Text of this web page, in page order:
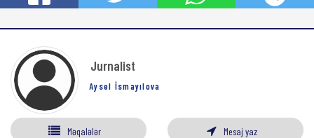
Jurnalist
Aysel İsmayılova
Məqalələr Mesaj yaz